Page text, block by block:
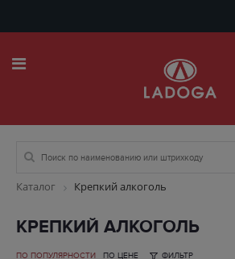
Каталог Крепкий алкоголь
КРЕПКИЙ АЛКОГОЛЬ
ПО ПОПУЛЯРНОСТИ ПО ЦЕНЕ ФИЛЬТР